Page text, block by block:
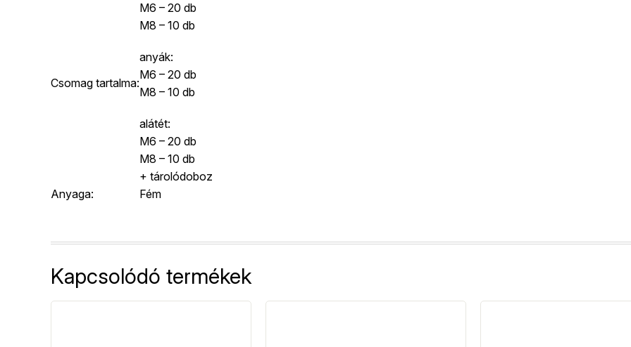
Csomag tartalma:
M6 – 20 db
M8 – 10 db
anyák:
M6 – 20 db
M8 – 10 db
alátét:
M6 – 20 db
M8 – 10 db
+ tárolódoboz
Anyaga:
Fém
Kapcsolódó termékek